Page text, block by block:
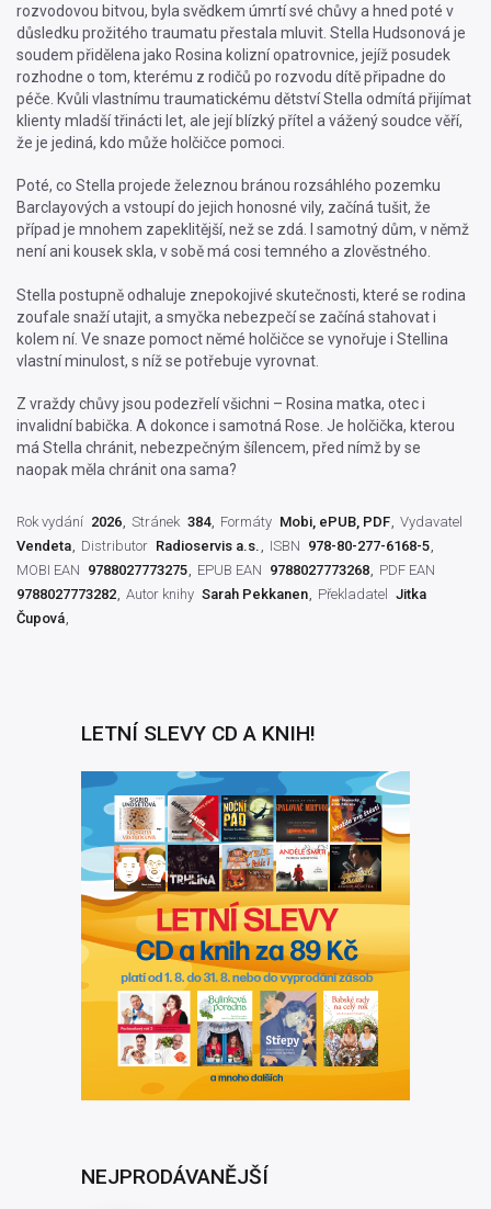
rozvodovou bitvou, byla svědkem úmrtí své chůvy a hned poté v
důsledku prožitého traumatu přestala mluvit. Stella Hudsonová je
soudem přidělena jako Rosina kolizní opatrovnice, jejíž posudek
rozhodne o tom, kterému z rodičů po rozvodu dítě připadne do
péče. Kvůli vlastnímu traumatickému dětství Stella odmítá přijímat
klienty mladší třinácti let, ale její blízký přítel a vážený soudce věří,
že je jediná, kdo může holčičce pomoci.
Poté, co Stella projede železnou bránou rozsáhlého pozemku
Barclayových a vstoupí do jejich honosné vily, začíná tušit, že
případ je mnohem zapeklitější, než se zdá. I samotný dům, v němž
není ani kousek skla, v sobě má cosi temného a zlověstného.
Stella postupně odhaluje znepokojivé skutečnosti, které se rodina
zoufale snaží utajit, a smyčka nebezpečí se začíná stahovat i
kolem ní. Ve snaze pomoct němé holčičce se vynořuje i Stellina
vlastní minulost, s níž se potřebuje vyrovnat.
Z vraždy chůvy jsou podezřelí všichni – Rosina matka, otec i
invalidní babička. A dokonce i samotná Rose. Je holčička, kterou
má Stella chránit, nebezpečným šílencem, před nímž by se
naopak měla chránit ona sama?
Rok vydání 2026 Stránek 384 Formáty Mobi, ePUB, PDF Vydavatel
Vendeta
Distributor Radioservis a.s. ISBN 978-80-277-6168-5
MOBI EAN 9788027773275 EPUB EAN 9788027773268
PDF EAN
9788027773282 Autor knihy Sarah Pekkanen Překladatel Jitka
Čupová
LETNÍ SLEVY CD A KNIH!
NEJPRODÁVANĚJŠÍ